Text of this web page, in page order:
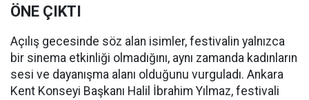
ÖNE ÇIKTI
Açılış gecesinde söz alan isimler, festivalin yalnızca
bir sinema etkinliği olmadığını, aynı zamanda kadınların
sesi ve dayanışma alanı olduğunu vurguladı. Ankara
Kent Konseyi Başkanı Halil İbrahim Yılmaz, festivali